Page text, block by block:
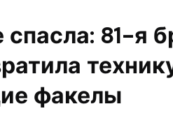
спасла: 81-я
факелы